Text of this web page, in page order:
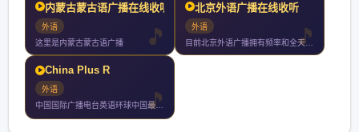
内蒙古蒙古语广播在线收听
外语
这里是内蒙古蒙古语广播
北京外语广播在线收听
外语
目前北京外语广播拥有频率和全天播音小时每周四停机检修另有网络
China Plus R
外语